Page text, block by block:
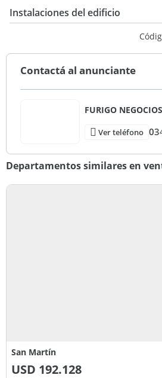
Instalaciones del edificio
Contactá al anunciante
FURIGO
Ver teléfono
Departamentos similares en
San Martín
USD 192.128